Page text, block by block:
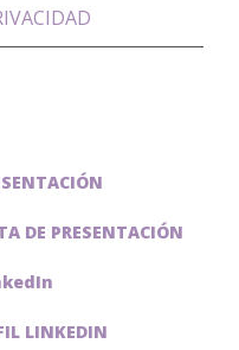
DE PRESENTACIÓN
LINKEDIN